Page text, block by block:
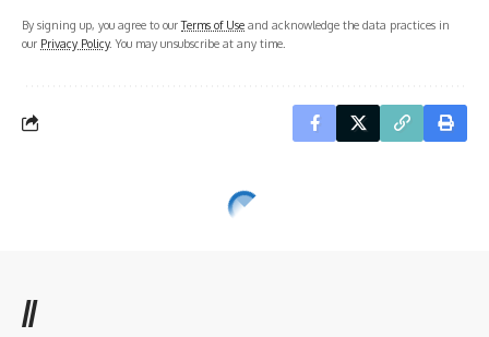
By signing up, you agree to ourTerms of Use and acknowledge the data practices in
our Privacy Policy. You may unsubscribe at any time.
//